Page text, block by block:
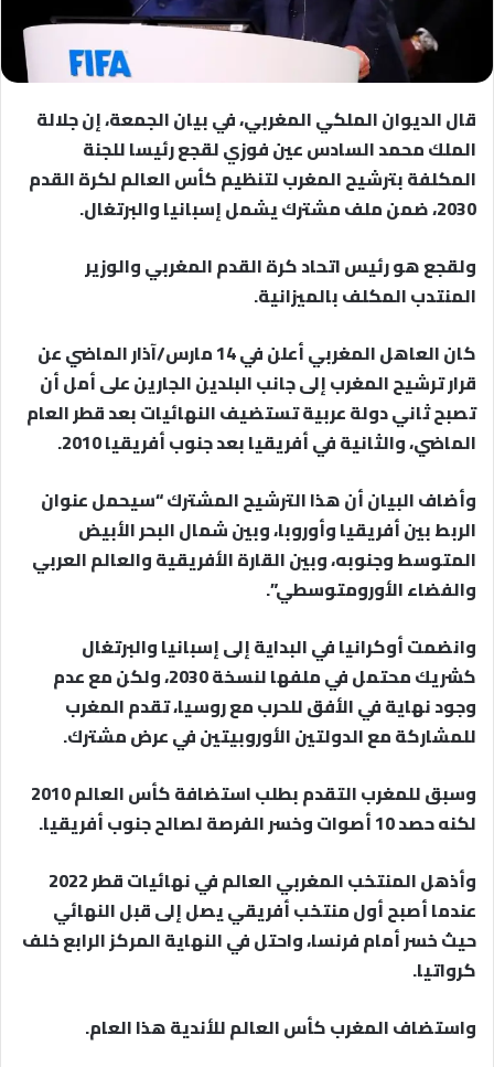
قال الديوان الملكي المغربي، في بيان الجمعة، إن جلالة
الملك محمد السادس عين فوزي لقجع رئيسا للجنة
المكلفة بترشيح المغرب لتنظيم كأس العالم لكرة القدم
2030، ضمن ملف مشترك يشمل إسبانيا والبرتغال.
ولقجع هو رئيس اتحاد كرة القدم المغربي والوزير
المنتدب المكلف بالميزانية.
كان العاهل المغربي أعلن في 14 مارس/آذار الماضي عن
قرار ترشيح المغرب إلى جانب البلدين الجارين على أمل أن
تصبح ثاني دولة عربية تستضيف النهائيات بعد قطر العام
الماضي، والثانية في أفريقيا بعد جنوب أفريقيا 2010.
وأضاف البيان أن هذا الترشيح المشترك “سيحمل عنوان
الربط بين أفريقيا وأوروبا، وبين شمال البحر الأبيض
المتوسط وجنوبه، وبين القارة الأفريقية والعالم العربي
والفضاء الأورومتوسطي”.
وانضمت أوكرانيا في البداية إلى إسبانيا والبرتغال
كشريك محتمل في ملفها لنسخة 2030، ولكن مع عدم
وجود نهاية في الأفق للحرب مع روسيا، تقدم المغرب
للمشاركة مع الدولتين الأوروبيتين في عرض مشترك.
وسبق للمغرب التقدم بطلب استضافة كأس العالم 2010
لكنه حصد 10 أصوات وخسر الفرصة لصالح جنوب أفريقيا.
وأذهل المنتخب المغربي العالم في نهائيات قطر 2022
عندما أصبح أول منتخب أفريقي يصل إلى قبل النهائي
حيث خسر أمام فرنسا، واحتل في النهاية المركز الرابع خلف
كرواتيا.
واستضاف المغرب كأس العالم للأندية هذا العام.